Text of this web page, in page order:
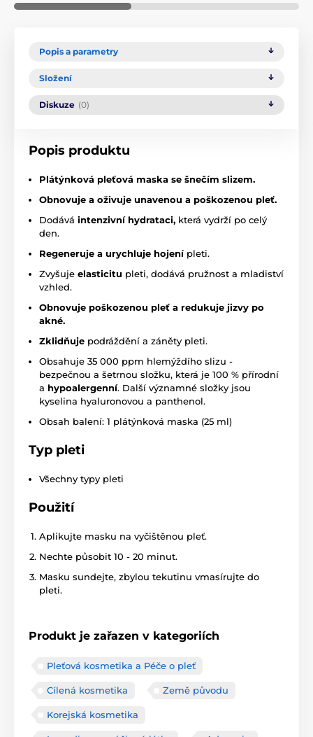
Popis a parametry
Složení
Diskuze (0)
Popis produktu
Plátýnková pleťová maska se šnečím slizem.
Obnovuje a oživuje unavenou a poškozenou pleť.
Dodává intenzivní hydrataci, která vydrží po celý
den.
Regeneruje a urychluje hojenípleti.
Zvyšuje elasticitu pleti, dodává pružnost a mladiství
vzhled.
Obnovuje poškozenou pleť a redukuje jizvy po
akné.
Zklidňuje podráždění a záněty pleti.
Obsahuje 35 000 ppm hlemýždího slizu -
bezpečnou a šetrnou složku, která je 100 % přírodní
a hypoalergenní. Další významné složky jsou
kyselina hyaluronovou a panthenol.
Obsah balení: 1 plátýnková maska (25 ml)
Typ pleti
Všechny typy pleti
Použití
Aplikujte masku na vyčištěnou pleť.
Nechte působit 10 - 20 minut.
Masku sundejte, zbylou tekutinu vmasírujte do
pleti.
Produkt je zařazen v kategoriích
Pleťová kosmetika a Péče o pleť
Cílená kosmetika Země původu
Korejská kosmetika